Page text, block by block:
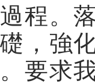
程。
，強
要求